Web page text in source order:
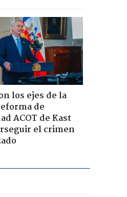
los ejes de la
de
ACOT de Kast
el crimen